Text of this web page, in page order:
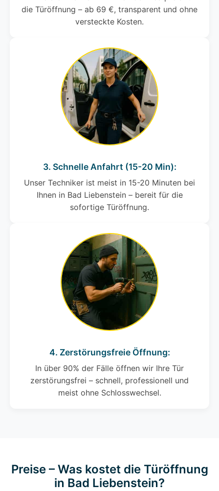
die Türöffnung – ab 69 €, transparent und ohne
versteckte Kosten.
3. Schnelle Anfahrt (15-20 Min):
Unser Techniker ist meist in 15-20 Minuten bei
Ihnen in Bad Liebenstein – bereit für die
sofortige Türöffnung.
4. Zerstörungsfreie Öffnung:
In über 90% der Fälle öffnen wir Ihre Tür
zerstörungsfrei – schnell, professionell und
meist ohne Schlosswechsel.
Preise – Was kostet die Türöffnung
in Bad Liebenstein?